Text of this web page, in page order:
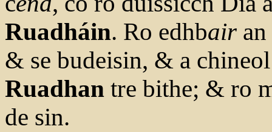
Ruadháin. Ro edhbair
& se budeisin, & a
Ruadhan tre bithe; & ro
de sin.